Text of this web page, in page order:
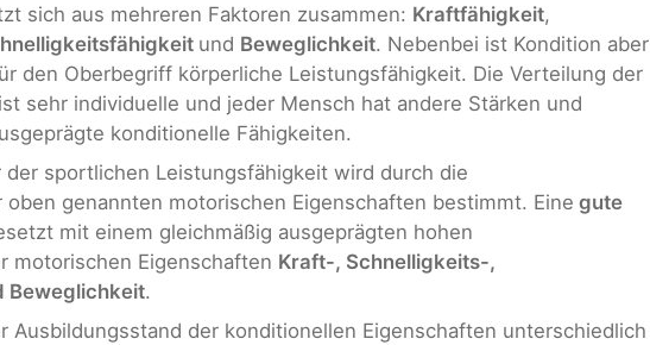
sich aus mehreren Faktoren zusammen: Kraftfähigkeit,
und Beweglichkeit. Nebenbei ist Kondition aber
den Oberbegriff körperliche Leistungsfähigkeit. Die Verteilung der
sehr individuelle und jeder Mensch hat andere Stärken und
konditionelle Fähigkeiten.
der sportlichen Leistungsfähigkeit wird durch die
oben genannten motorischen Eigenschaften bestimmt. Eine gute
mit einem gleichmäßig ausgeprägten hohen
motorischen Eigenschaften Kraft-, Schnelligkeits-,
Beweglichkeit.
Ausbildungsstand der konditionellen Eigenschaften unterschiedlich